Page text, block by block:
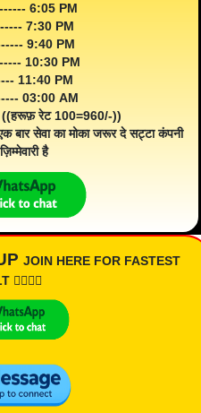
6:05 PM
7:30 PM
9:40 PM
10:30 PM
11:40 PM
03:00 AM
((हरूफ़ रेट 100=960/-))
बार सेवा का मोका जरूर दे सट्टा कंपनी
है
JOIN HERE FOR FASTEST